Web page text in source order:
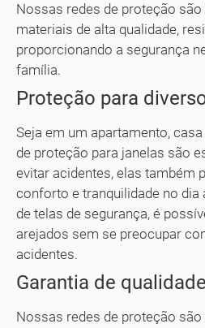
Nossas redes de proteção
materiais de alta qualidade,
proporcionando a segurança
família.
Proteção para
Seja em um apartamento,
de proteção para janelas são
evitar acidentes, elas também
conforto e tranquilidade no dia
de telas de segurança, é
arejados sem se preocupar
acidentes.
Garantia de
Nossas redes de proteção